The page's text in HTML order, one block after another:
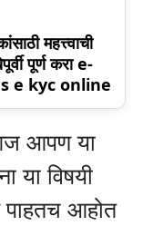
महत्त्वाची
पूर्ण करा e-
e kyc online
आपण या
या विषयी
पाहतच आहोत